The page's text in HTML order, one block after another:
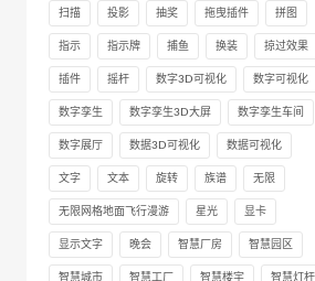
扫描 投影 抽奖 拖曳插件 拼图
指示 指示牌 捕鱼 换装 掠过效果
插件 摇杆 数字3D可视化 数字可视化
数字孪生 数字孪生3D大屏 数字孪生车间
数字展厅 数据3D可视化 数据可视化
文字 文本 旋转 族谱 无限
无限网格地面飞行漫游 星光 显卡
显示文字 晚会 智慧厂房 智慧园区
智慧城市 智慧工厂 智慧楼宇 智慧灯杆